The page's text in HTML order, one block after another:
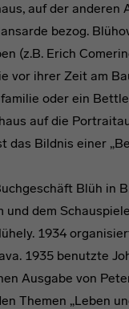
auf der anderen
bezog.
(z.B. Erich
vor ihrer Zeit am
oder ein
auf die
das Bildnis einer
Blüh in
und dem
1934
1935 benutzte
Ausgabe von
Themen „Leben